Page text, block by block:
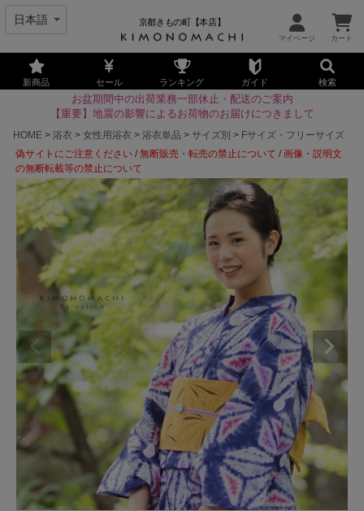
京都きもの町【本店】
新商品 セール ランキング ガイド 検索
お盆期間中の出荷業務一部休止・配送のご案内
【重要】地震の影響によるお荷物のお届けにつきまして
HOME
浴衣 女性用浴衣 浴衣単品 サイズ別
Fサイズ・フリーサイズ
偽サイトにご注意ください /無断販売・転売の禁止について /画像・説明文
の無断転載等の禁止について